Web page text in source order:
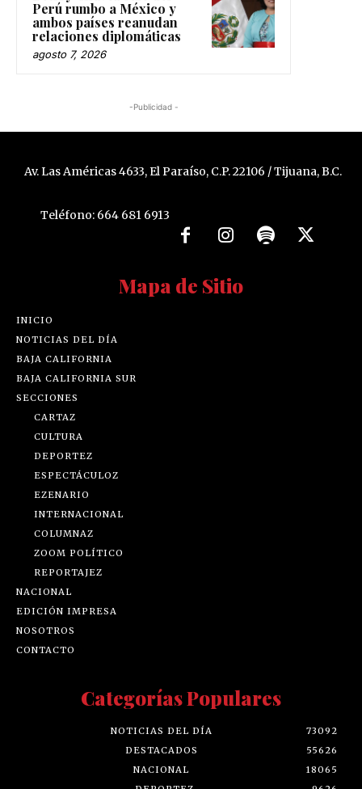
Perú rumbo a México y
ambos países reanudan
relaciones diplomáticas
agosto 7, 2026
-Publicidad -
Av. Las Américas 4633, El Paraíso, C.P. 22106 / Tijuana, B.C.
Teléfono: 664 681 6913
Mapa de Sitio
INICIO
NOTICIAS DEL DÍA
BAJA CALIFORNIA
BAJA CALIFORNIA SUR
SECCIONES
CARTAZ
CULTURA
DEPORTEZ
ESPECTÁCULOZ
EZENARIO
INTERNACIONAL
COLUMNAZ
ZOOM POLÍTICO
REPORTAJEZ
NACIONAL
EDICIÓN IMPRESA
NOSOTROS
CONTACTO
Categorías Populares
NOTICIAS DEL DÍA
73092
DESTACADOS
55626
NACIONAL
18065